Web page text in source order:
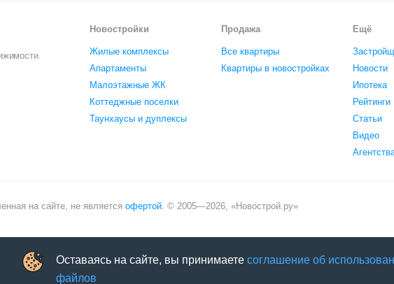
Новостройки
Жилые комплексы
Апартаменты
Малоэтажные ЖК
Коттеджные поселки
Таунхаусы и дуплексы
Продажа
Все квартиры
Квартиры в новостройках
Ещё
Новости
Ипотека
Рейтинги
Статьи
Видео
на сайте, не является офертой. © 2005—2026, «Новострой.ру»
Оставаясь на сайте, вы принимаете соглашение об
файлов